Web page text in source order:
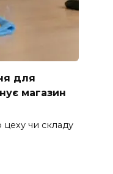
для
магазин
чи складу